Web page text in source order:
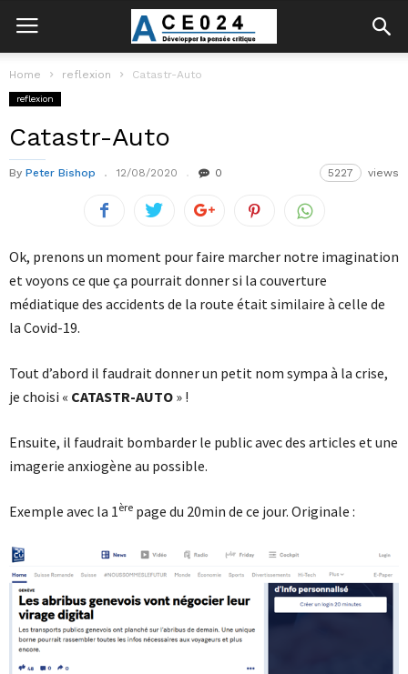
Home reflexion Catastr-Auto
reflexion
Catastr-Auto
By Peter Bishop 12/08/2020 0 5227 views
Ok, prenons un moment pour faire marcher notre imagination
et voyons ce que ça pourrait donner si la couverture
médiatique des accidents de la route était similaire à celle de
la Covid-19.
Tout d’abord il faudrait donner un petit nom sympa à la crise,
je choisi « CATASTR-AUTO » !
Ensuite, il faudrait bombarder le public avec des articles et une
imagerie anxiogène au possible.
Exemple avec la 1ère page du 20min de ce jour. Originale :